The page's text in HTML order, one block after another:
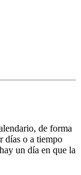
de forma
días o a tiempo
un día en que la